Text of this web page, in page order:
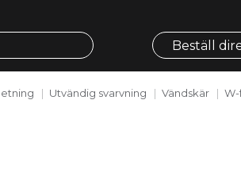
Beställ
Utvändig svarvning Vändskär